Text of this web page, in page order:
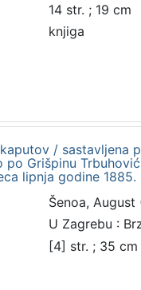
14 str. ; 19 cm
knjiga
/ sastavljena
po Grišpinu
lipnja godine
Šenoa, August
U Zagrebu :
[4] str. ; 35 cm